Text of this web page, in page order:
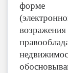
форме